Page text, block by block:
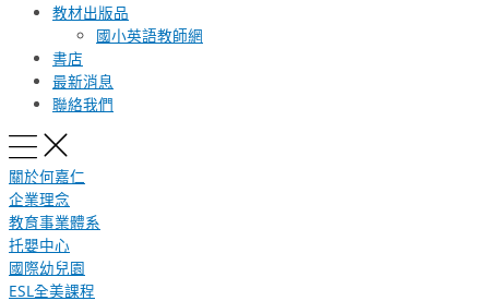
教材出版品
國小英語教師網
書店
最新消息
聯絡我們
關於何嘉仁
企業理念
教育事業體系
托嬰中心
國際幼兒園
ESL全美課程